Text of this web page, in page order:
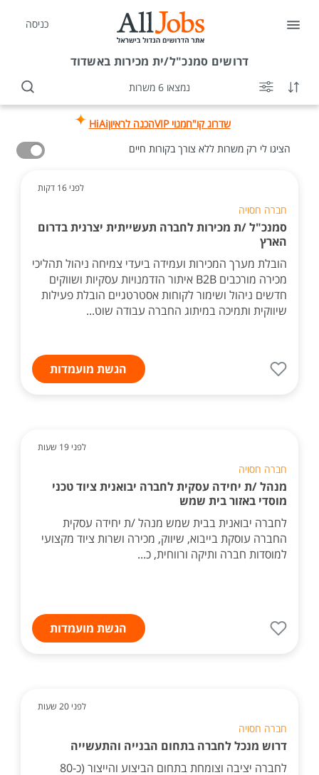
כניסה
דרושים סמנכ"ל/ית מכירות באשדוד
נמצאו 6 משרות
שדרוג קו"חמנוי VIP הכנה לראיוןHiAi
הציגו לי רק משרות ללא צורך בקורות חיים
לפני 16 דקות
חברה חסויה
סמנכ"ל /ת מכירות לחברה תעשייתית יצרנית בדרום
הארץ
הובלת מערך המכירות ועמידה ביעדי צמיחה ניהול תהליכי
מכירה מורכבים B2B איתור הזדמנויות עסקיות ושווקים
חדשים ניהול ושימור לקוחות אסטרטגיים הובלת פעילות
שיווקית ותמיכה במיתוג החברה עבודה שוט...
הגשת מועמדות
לפני 19 שעות
חברה חסויה
מנהל /ת יחידה עסקית לחברה יבואנית ציוד טכני
מוסדי באזור בית שמש
לחברה יבואנית בבית שמש מנהל /ת יחידה עסקית
החברה עוסקת בייבוא, שיווק, מכירה ושרות ציוד מקצועי
למוסדות חברה ותיקה ורווחית, כ...
הגשת מועמדות
לפני 20 שעות
חברה חסויה
דרוש מנכל לחברה בתחום הבנייה והתעשייה
לחברה יציבה וצומחת בתחום הביצוע והייצור (כ-80